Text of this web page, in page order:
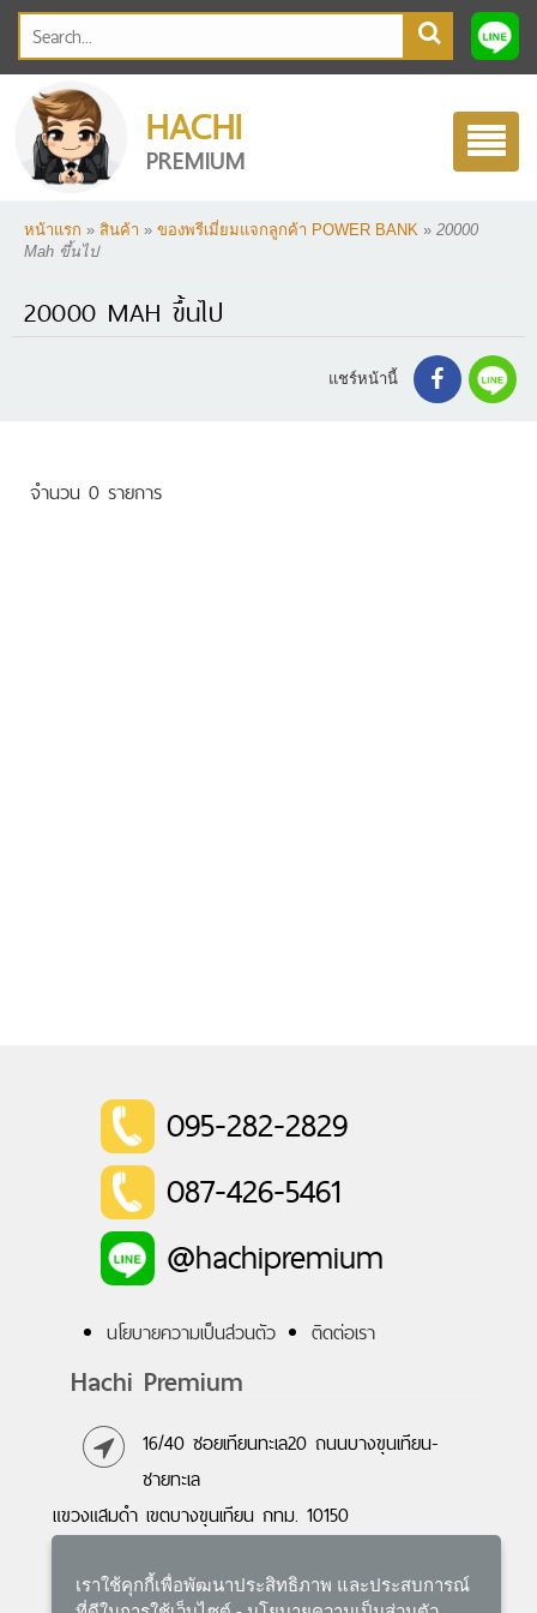
HACHI
PREMIUM
Toggle
หน้าแรก » สินค้า » ของพรีเมี่ยมแจกลูกค้า POWER BANK » 20000
Mah ขึ้นไป
20000 MAH ขึ้นไป
แชร์หน้านี้
จำนวน 0 รายการ
095-282-2829
087-426-5461
@hachipremium
นโยบายความเป็นส่วนตัว ติดต่อเรา
Hachi Premium
16/40 ซอยเทียนทะเล20 ถนนบางขุนเทียน-
ชายทะเล
แขวงแสมดำ เขตบางขุนเทียน กทม. 10150
เราใช้คุกกี้เพื่อพัฒนาประสิทธิภาพ และประสบการณ์